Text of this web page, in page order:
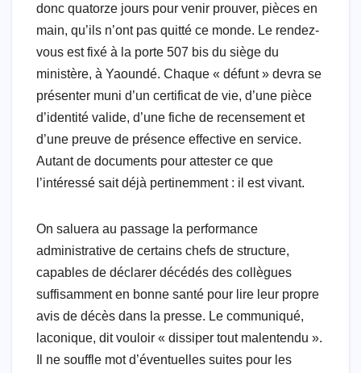
donc quatorze jours pour venir prouver, pièces en
main, qu’ils n’ont pas quitté ce monde. Le rendez-
vous est fixé à la porte 507 bis du siège du
ministère, à Yaoundé. Chaque « défunt » devra se
présenter muni d’un certificat de vie, d’une pièce
d’identité valide, d’une fiche de recensement et
d’une preuve de présence effective en service.
Autant de documents pour attester ce que
l’intéressé sait déjà pertinemment : il est vivant.
On saluera au passage la performance
administrative de certains chefs de structure,
capables de déclarer décédés des collègues
suffisamment en bonne santé pour lire leur propre
avis de décès dans la presse. Le communiqué,
laconique, dit vouloir « dissiper tout malentendu ».
Il ne souffle mot d’éventuelles suites pour les